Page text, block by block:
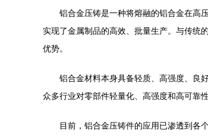
铝合金压铸是一种将熔融的铝合金在高
实现了金属制品的高效、批量生产。与传统
优势。
铝合金材料本身具备轻质、高强度、良
众多行业对零部件轻量化、高强度和高可靠
目前，铝合金压铸件的应用已渗透到各